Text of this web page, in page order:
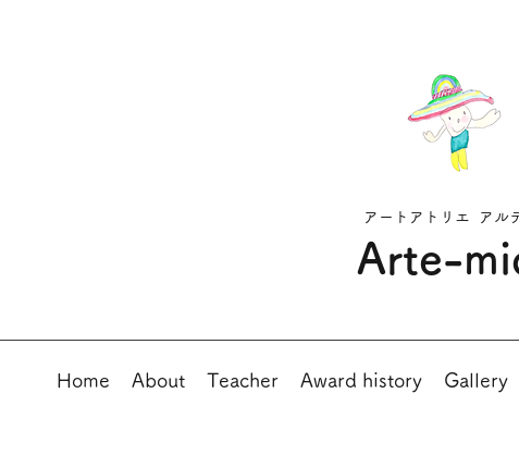
Arte-
アートアトリエ アル
Home About Teacher Award history Gallery